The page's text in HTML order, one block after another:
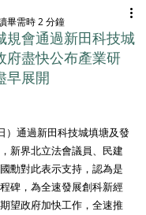
規會通過新田科技城
府盡快公布產業研
早展開
畢需時 2 分鐘
）通過新田科技城填塘及發
新界北立法會議員、民建
勳對此表示支持，認為是
碑，為全速發展創科新經
望政府加快工作，全速推